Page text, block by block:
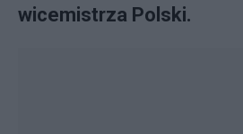
wicemistrza Polski.